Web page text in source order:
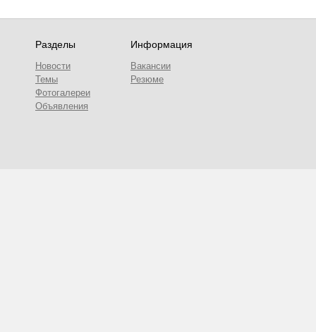
Разделы
Новости
Темы
Фотогалереи
Объявления
Информация
Вакансии
Резюме